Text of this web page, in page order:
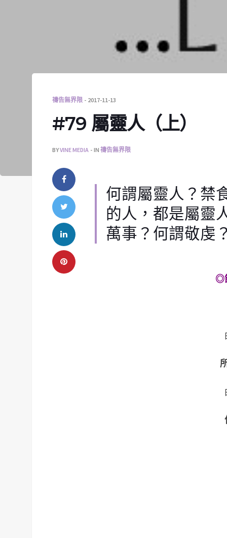
禱告無界限 2017-11-13
#79 屬靈人（上）
BYVINE MEDIA IN 禱告無界限
何謂屬靈人？禁
的人，都是屬靈
萬事？何謂敬虔
◎